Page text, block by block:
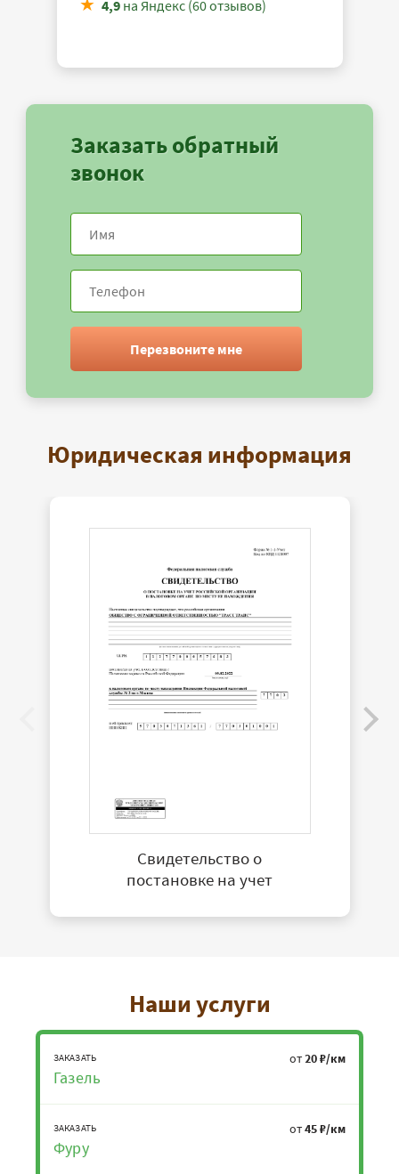
4,9на Яндекс (60 отзывов)
Заказать обратный
звонок
Перезвоните мне
Юридическая информация
Свидетельство о
постановке на учет
Наши услуги
ЗАКАЗАТЬ
Газель
от20 ₽/км
ЗАКАЗАТЬ
Фуру
от45 ₽/км